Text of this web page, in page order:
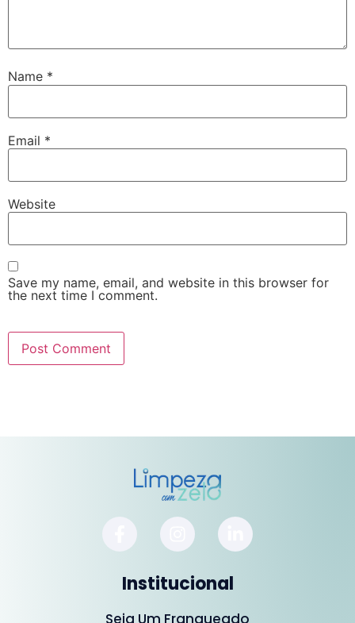
Name *
Email *
Website
Save my name, email, and website in this browser for
the next time I comment.
Institucional
Seja Um Franqueado